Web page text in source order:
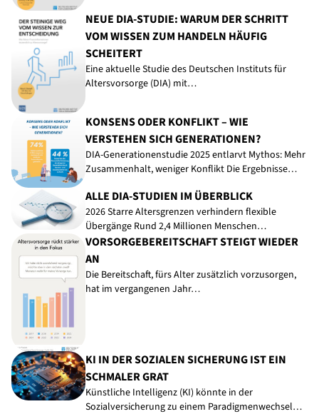
NEUE DIA-STUDIE: WARUM DER SCHRITT
VOM WISSEN ZUM HANDELN HÄUFIG
SCHEITERT
Eine aktuelle Studie des Deutschen Instituts für
Altersvorsorge (DIA) mit…
KONSENS ODER KONFLIKT – WIE
VERSTEHEN SICH GENERATIONEN?
DIA-Generationenstudie 2025 entlarvt Mythos: Mehr
Zusammenhalt, weniger Konflikt Die Ergebnisse…
ALLE DIA-STUDIEN IM ÜBERBLICK
2026 Starre Altersgrenzen verhindern flexible
Übergänge Rund 2,4 Millionen Menschen…
VORSORGEBEREITSCHAFT STEIGT WIEDER
AN
Die Bereitschaft, fürs Alter zusätzlich vorzusorgen,
hat im vergangenen Jahr…
KI IN DER SOZIALEN SICHERUNG IST EIN
SCHMALER GRAT
Künstliche Intelligenz (KI) könnte in der
Sozialversicherung zu einem Paradigmenwechsel…